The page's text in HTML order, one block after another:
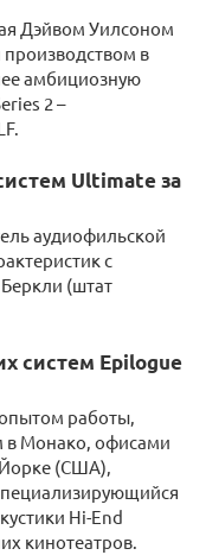
Дэйвом Уилсоном
в
амбициозную
2 –
Ultimate за
аудиофильской
с
(штат
систем Epilogue
работы,
в Монако, офисами
(США),
Hi-End
кинотеатров.